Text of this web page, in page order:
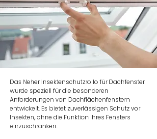
Das Neher Insektenschutzrollo für Dachfenster
wurde speziell für die besonderen
Anforderungen von Dachflächenfenstern
entwickelt. Es bietet zuverlässigen Schutz vor
Insekten, ohne die Funktion Ihres Fensters
einzuschränken.